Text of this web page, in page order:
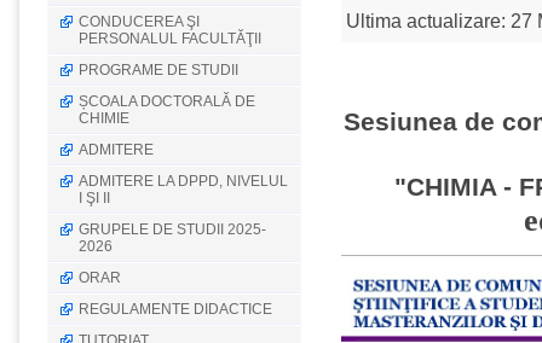
CONDUCEREA ŞI
PERSONALUL FACULTĂŢII
PROGRAME DE STUDII
ȘCOALA DOCTORALĂ DE
CHIMIE
ADMITERE
ADMITERE LA DPPD, NIVELUL
I ŞI II
GRUPELE DE STUDII 2025-
2026
ORAR
REGULAMENTE DIDACTICE
Ultima actualizare: 27
Sesiunea de
"CHIMIA -